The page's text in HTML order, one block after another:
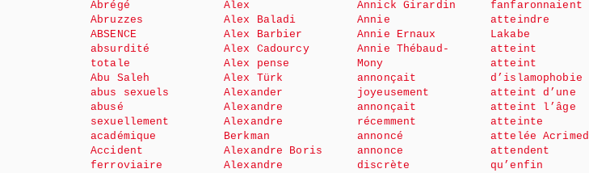
Abrégé
Abruzzes
ABSENCE
absurdité
totale
Abu Saleh
abus sexuels
abusé
sexuellement
académique
Accident
ferroviaire
Alex
Alex Baladi
Alex Barbier
Alex Cadourcy
Alex pense
Alex Türk
Alexander
Alexandre
Alexandre
Berkman
Alexandre Boris
Alexandre
Annick Girardin
Annie
Annie Ernaux
Annie Thébaud-
Mony
annonçait
joyeusement
annonçait
récemment
annoncé
annonce
discrète
fanfaronnaient
atteindre
Lakabe
atteint
atteint
d’islamophobie
atteint d’une
atteint l’âge
atteinte
attelée Acrimed
attendent
qu’enfin